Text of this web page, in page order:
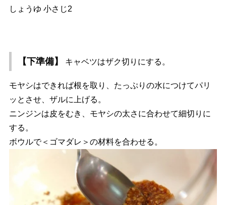
しょうゆ 小さじ2
【下準備】 キャベツはザク切りにする。
モヤシはできれば根を取り、たっぷりの水につけてパリ
ッとさせ、ザルに上げる。
ニンジンは皮をむき、モヤシの太さに合わせて細切りに
する。
ボウルで＜ゴマダレ＞の材料を合わせる。